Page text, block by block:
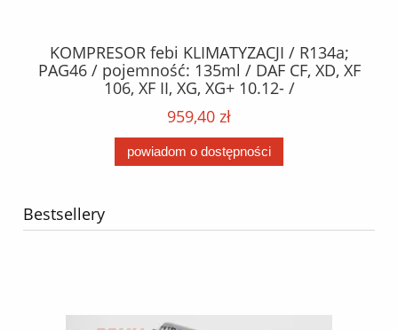
KOMPRESOR febi KLIMATYZACJI / R134a;
PAG46 / pojemność: 135ml / DAF CF, XD, XF
106, XF II, XG, XG+ 10.12- /
959,40 zł
powiadom o dostępności
Bestsellery